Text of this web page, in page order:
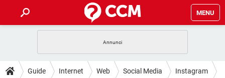
MENU
INTRATTENIMENTO ANDROID
GUIDE
Guide Internet Web Social Media Instagram